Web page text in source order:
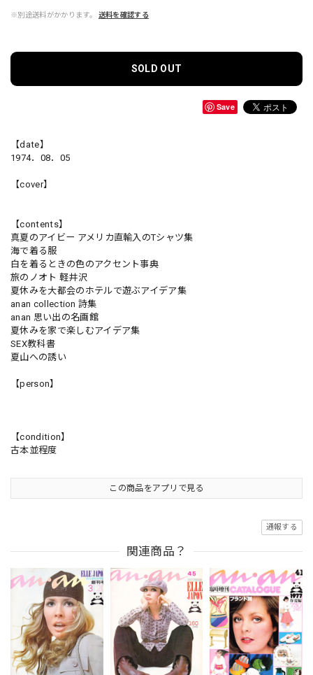
※別途送料がかかります。 送料を確認する
SOLD OUT
Save
【date】
1974．08．05
【cover】
【contents】
真夏のアイビー アメリカ直輸入のTシャツ集
海で着る服
白を着るときの色のアクセント事典
旅のノオト 軽井沢
夏休みを大都会のホテルで遊ぶアイデア集
anan collection 詩集
anan 思い出の名画館
夏休みを家で楽しむアイデア集
SEX教科書
夏山への誘い
【person】
【condition】
古本並程度
この商品をアプリで見る
通報する
関連商品？